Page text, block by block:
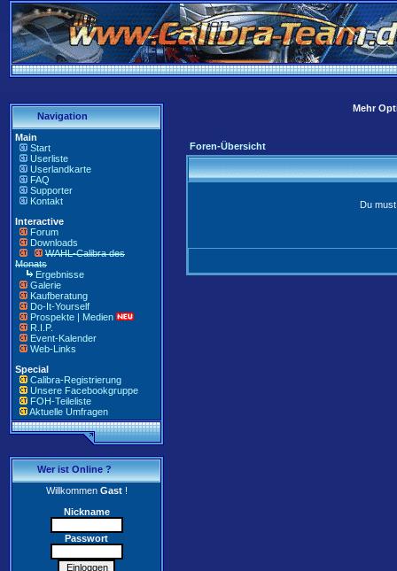
Navigation
Main
Start
Userliste
Userlandkarte
FAQ
Supporter
Kontakt
Interactive
Forum
Downloads
WAHL-Calibra des
Monats
Ergebnisse
Galerie
Kaufberatung
Do-It-Yourself
Prospekte | Medien
R.I.P.
Event-Kalender
Web-Links
Special
Calibra-Registrierung
Unsere Facebookgruppe
FOH-Teileliste
Aktuelle Umfragen
Wer ist Online ?
WillkommenGast!
Nickname
Passwort
Mehr
Foren-Übersicht
Du